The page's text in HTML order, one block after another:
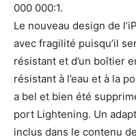
000 000:1.
Le nouveau design de
avec fragilité puisqu’il
résistant et d’un boîtier
résistant à l’eau et à la
a bel et bien été
port Lightening. Un
inclus dans le contenu